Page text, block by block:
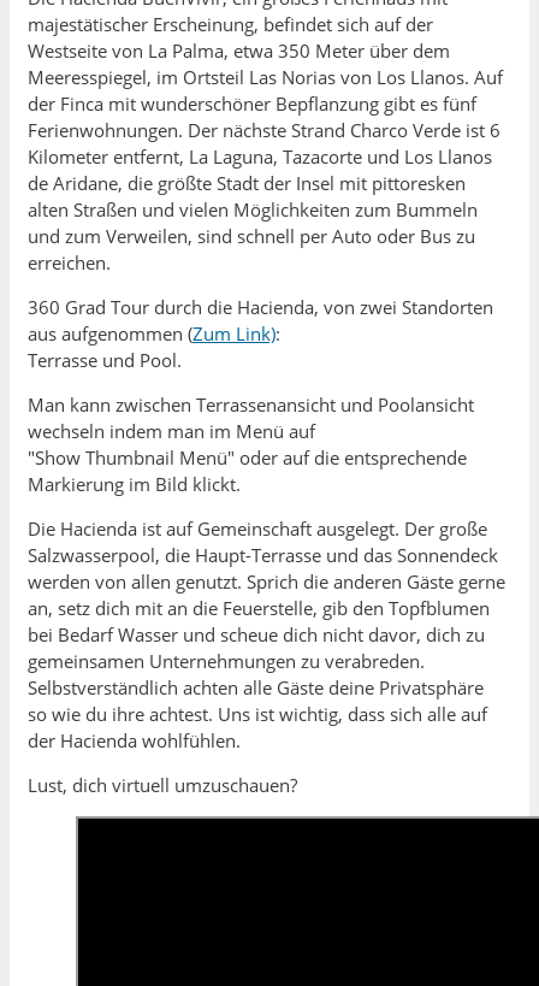
majestätischer Erscheinung, befindet sich auf der
Westseite von La Palma, etwa 350 Meter über dem
Meeresspiegel, im Ortsteil Las Norias von Los Llanos. Auf
der Finca mit wunderschöner Bepflanzung gibt es fünf
Ferienwohnungen. Der nächste Strand Charco Verde ist 6
Kilometer entfernt, La Laguna, Tazacorte und Los Llanos
de Aridane, die größte Stadt der Insel mit pittoresken
alten Straßen und vielen Möglichkeiten zum Bummeln
und zum Verweilen, sind schnell per Auto oder Bus zu
erreichen.
360 Grad Tour durch die Hacienda, von zwei Standorten
aus aufgenommen (Zum Link):
Terrasse und Pool.
Man kann zwischen Terrassen­ansicht und Poolansicht
wechseln indem man im Menü auf
"Show Thumbnail Menü" oder auf die entsprechende
Markierung im Bild klickt.
Die Hacienda ist auf Gemeinschaft ausgelegt. Der große
Salzwasserpool, die Haupt-Terrasse und das Sonnendeck
werden von allen genutzt. Sprich die anderen Gäste gerne
an, setz dich mit an die Feuerstelle, gib den Topfblumen
bei Bedarf Wasser und scheue dich nicht davor, dich zu
gemeinsamen Unternehmungen zu verabreden.
Selbstverständlich achten alle Gäste deine Privatsphäre
so wie du ihre achtest. Uns ist wichtig, dass sich alle auf
der Hacienda wohlfühlen.
Lust, dich virtuell umzuschauen?